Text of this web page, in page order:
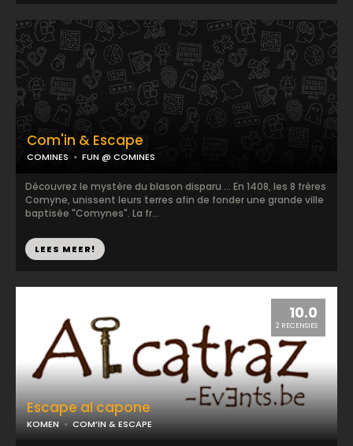
10.0
2 RECENSIES
Escape al capone
KOMEN COM’IN & ESCAPE
Com'in & Escape
COMINES FUN @ COMINES
Découvrez le mystère du blason disparu ... En 1408, les 8 frères
Comyne, unissent leurs terres afin de fonder une grande ville
baptisée "Comynes". La fr...
LEES MEER!